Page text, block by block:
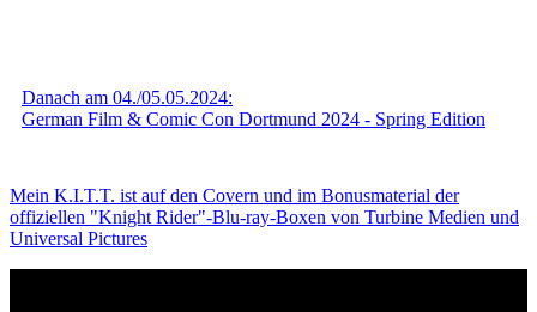
Danach am 04./05.05.2024:
German Film & Comic Con Dortmund 2024 - Spring Edition
Mein K.I.T.T. ist auf den Covern und im Bonusmaterial der
offiziellen "Knight Rider"-Blu-ray-Boxen von Turbine Medien und
Universal Pictures